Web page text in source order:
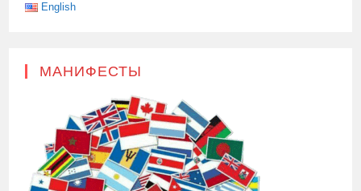
English
МАНИФЕСТЫ